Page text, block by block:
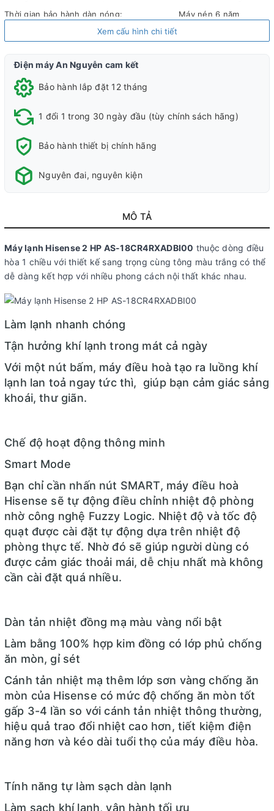
Thời gian bảo hành dàn nóng:
Máy nén 6 năm
Toàn Quốc
Kiểu dáng:
Công suất:
Công suất làm lạnh:
≤ 18000 BTU
Độ ồn dàn lạnh
Đang cập nhật
Độ ồn dàn nóng
Lọc bụi, kháng khuẩn,
khử mùi:
Bộ lọc Ion bạc, Bộ lọc Catechin, Bộ lọc khử
mùi, Bộ lọc HEPA
Chế độ gió:
Lên – Xuống
Công nghệ làm lạnh nhanh:
Fast Cooling
Tiện
Tự làm sạch, Chức năng I FEEL, Chế độ ngủ Sleep Mode,
Hiển thị nhiệt độ trên dàn lạnh
Chất liệu dàn tản nhiệt: Dàn tản nhiệt đồng mạ màu vàng nổi bật
Nhãn năng lượng:
Đang cập nhật
Loại Gas:
R-32
Kích thước ống đồng:
Kích thước – Khối lượng dàn lạnh:
Kích thước – Khối lượng dàn nóng:
Model:
AS-18CR4RXADBI00
Màu sắc:
Trắng
Nhà sản xuất:
Hisense
Xuất xứ:
Thái Lan
Năm ra mắt :
2024
Thời gian bảo hành dàn lạnh:
Địa điểm bảo hành:
Toàn Quốc
Loại máy lạnh:
Máy lạnh 1 chiều (chỉ làm lạnh)
Kiểu dáng:
Công suất:
2 HP
Công suất làm lạnh:
≤ 18000 BTU
Phạm vi làm lạnh
Từ 25 đến 30m²
Độ ồn dàn lạnh
Đang cập nhật
Tiêu thụ điện:
Đang cập nhật
Xem cấu hình chi tiết
Điện máy An Nguyễn cam kết
Bảo hành lắp đặt 12 tháng
1 đổi 1 trong 30 ngày đầu (tùy chính sách hãng)
Bảo hành thiết bị chính hãng
Nguyên đai, nguyên kiện
MÔ TẢ
Máy lạnh Hisense 2 HP AS-18CR4RXADBI00 thuộc dòng điều
hòa 1 chiều với thiết kế sang trọng cùng tông màu trắng có thể
dễ dàng kết hợp với nhiều phong cách nội thất khác nhau.
Làm lạnh nhanh chóng
Tận hưởng khí lạnh trong mát cả ngày
Với một nút bấm, máy điều hoà tạo ra luồng khí
lạnh lan toả ngay tức thì, giúp bạn cảm giác sảng
khoái, thư giãn.
Chế độ hoạt động thông minh
Smart Mode
Bạn chỉ cần nhấn nút SMART, máy điều hoà
Hisense sẽ tự động điều chỉnh nhiệt độ phòng
nhờ công nghệ Fuzzy Logic. Nhiệt độ và tốc độ
quạt được cài đặt tự động dựa trên nhiệt độ
phòng thực tế. Nhờ đó sẽ giúp người dùng có
được cảm giác thoải mái, dễ chịu nhất mà không
cần cài đặt quá nhiều.
Dàn tản nhiệt đồng mạ màu vàng nổi bật
Làm bằng 100% hợp kim đồng có lớp phủ chống
ăn mòn, gỉ sét
Cánh tản nhiệt mạ thêm lớp sơn vàng chống ăn
mòn của Hisense có mức độ chống ăn mòn tốt
gấp 3-4 lần so với cánh tản nhiệt thông thường,
hiệu quả trao đổi nhiệt cao hơn, tiết kiệm điện
năng hơn và kéo dài tuổi thọ của máy điều hòa.
Tính năng tự làm sạch dàn lạnh
Làm sạch khí lạnh, vận hành tối ưu